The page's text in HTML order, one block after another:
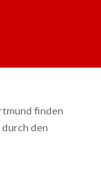
finden
den